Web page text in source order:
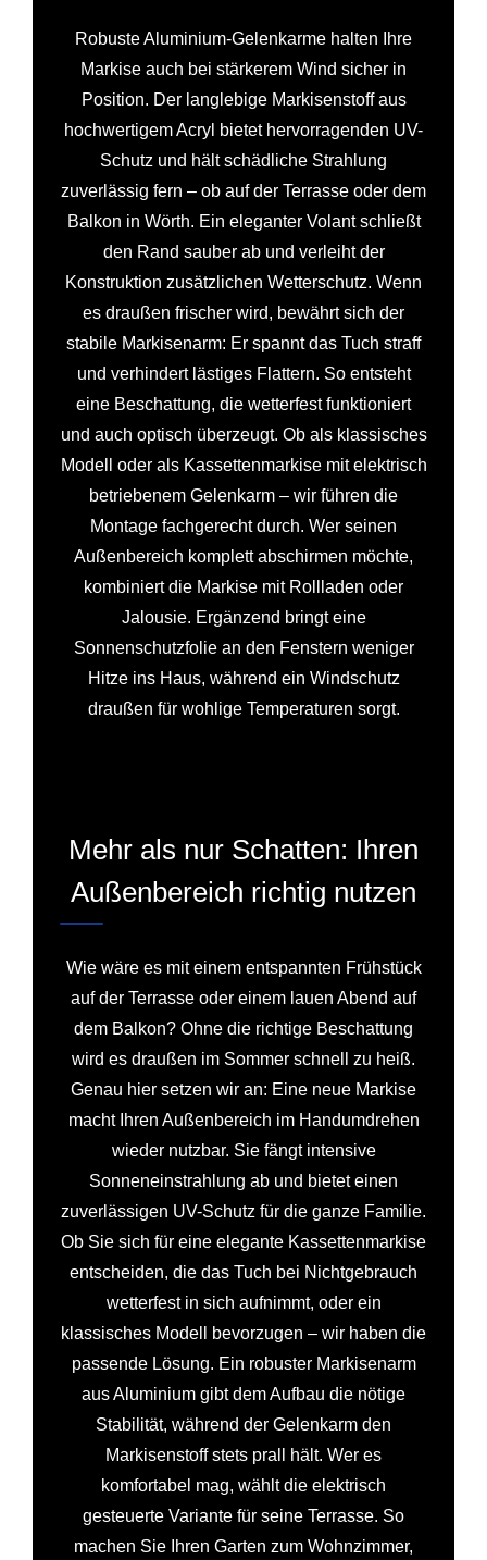
Robuste Aluminium-Gelenkarme halten Ihre
Markise auch bei stärkerem Wind sicher in
Position. Der langlebige Markisenstoff aus
hochwertigem Acryl bietet hervorragenden UV-
Schutz und hält schädliche Strahlung
zuverlässig fern – ob auf der Terrasse oder dem
Balkon in Wörth. Ein eleganter Volant schließt
den Rand sauber ab und verleiht der
Konstruktion zusätzlichen Wetterschutz. Wenn
es draußen frischer wird, bewährt sich der
stabile Markisenarm: Er spannt das Tuch straff
und verhindert lästiges Flattern. So entsteht
eine Beschattung, die wetterfest funktioniert
und auch optisch überzeugt. Ob als klassisches
Modell oder als Kassettenmarkise mit elektrisch
betriebenem Gelenkarm – wir führen die
Montage fachgerecht durch. Wer seinen
Außenbereich komplett abschirmen möchte,
kombiniert die Markise mit Rollladen oder
Jalousie. Ergänzend bringt eine
Sonnenschutzfolie an den Fenstern weniger
Hitze ins Haus, während ein Windschutz
draußen für wohlige Temperaturen sorgt.
Mehr als nur Schatten: Ihren
Außenbereich richtig nutzen
Wie wäre es mit einem entspannten Frühstück
auf der Terrasse oder einem lauen Abend auf
dem Balkon? Ohne die richtige Beschattung
wird es draußen im Sommer schnell zu heiß.
Genau hier setzen wir an: Eine neue Markise
macht Ihren Außenbereich im Handumdrehen
wieder nutzbar. Sie fängt intensive
Sonneneinstrahlung ab und bietet einen
zuverlässigen UV-Schutz für die ganze Familie.
Ob Sie sich für eine elegante Kassettenmarkise
entscheiden, die das Tuch bei Nichtgebrauch
wetterfest in sich aufnimmt, oder ein
klassisches Modell bevorzugen – wir haben die
passende Lösung. Ein robuster Markisenarm
aus Aluminium gibt dem Aufbau die nötige
Stabilität, während der Gelenkarm den
Markisenstoff stets prall hält. Wer es
komfortabel mag, wählt die elektrisch
gesteuerte Variante für seine Terrasse. So
machen Sie Ihren Garten zum Wohnzimmer,